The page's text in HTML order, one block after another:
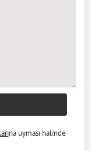
na uyması halinde